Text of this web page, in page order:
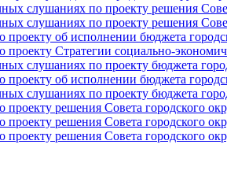
слушаниях по проекту решения
слушаниях по проекту решения
об исполнении бюджета
Стратегии социально-
слушаниях по проекту бюджета
об исполнении бюджета
слушаниях по проекту бюджета
решения Совета городского
решения Совета городского
решения Совета городского